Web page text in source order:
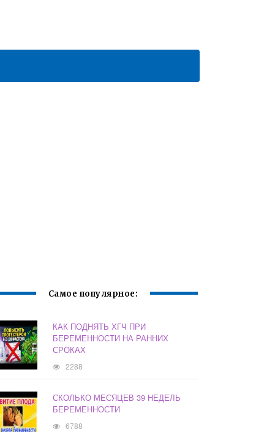
Самое популярное:
КАК ПОДНЯТЬ ХГЧ ПРИ
БЕРЕМЕННОСТИ НА РАННИХ
СРОКАХ
2288
СКОЛЬКО МЕСЯЦЕВ 39 НЕДЕЛЬ
БЕРЕМЕННОСТИ
6788